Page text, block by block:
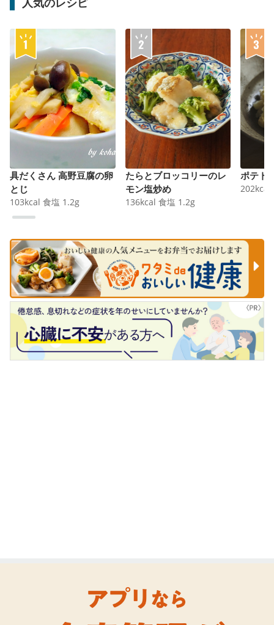
具だくさん 高野豆腐の卵
とじ
103kcal 食塩 1.2g
たらとブロッコリーのレ
モン塩炒め
136kcal 食塩 1.2g
ポテト
202kcal